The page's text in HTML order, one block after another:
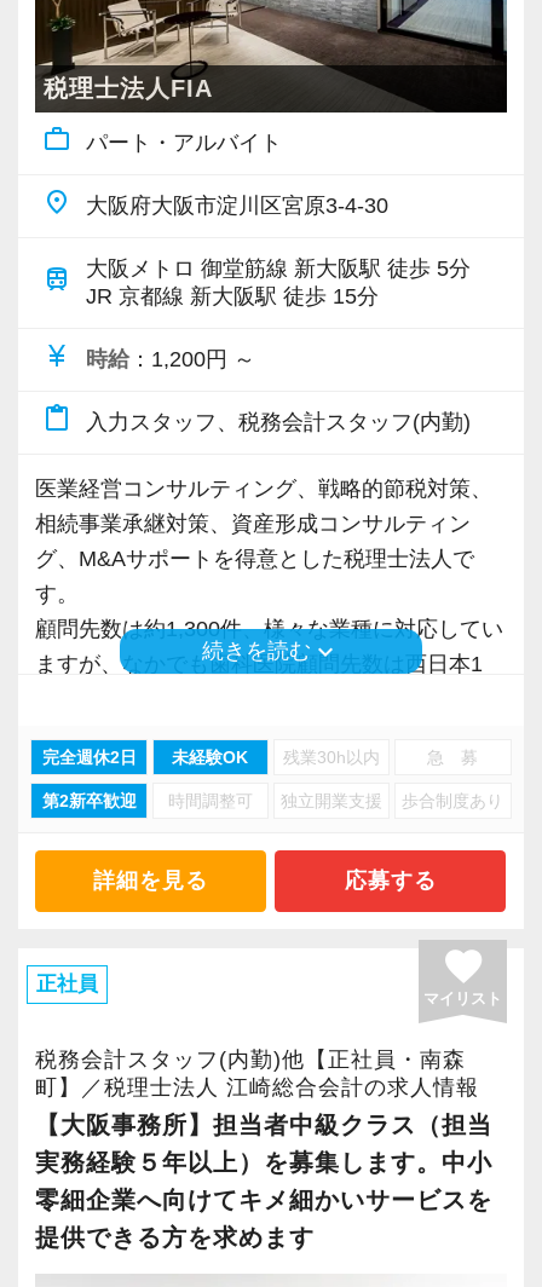
igsh=MnE4OWRya3JjZjE3
TikTok版
https://vt.tiktok.com/ZS6qQwH8E/
【採用サイト】
採用サイトも公開しております！ぜひご覧くだ
さい(^ ^)
https://heartland-tax.com/recruit/
【事務所紹介動画】
意分野や給与体制について取材いただきまし
目標」、「面接で重要視するポイント」なども
詳しく解説していますので、ぜひご覧ください
◆2024年の取材：元国税調査官かつ現役税理士
の笹先生のYouTubeで、弊社の最新の状況を改
めて取材いただきました。
る働き方
◆2022年の取材：後編【金髪・ピアスOK】自由
なスタイルで働ける理想の税理士法人！採用基
※働く雰囲気が伝わるように撮影していただき
ました(^ ^)
YouTubeショート版
https://youtube.com/shorts/14gk0ILkWdM?
feature=share
補佐を担当。もしくは複雑案件等をメインで担
当する「スペシャリスト」や「スタープレイヤ
ー」として活躍。
・年商10億円超の企業グループをチームの主担
・組織再編や事業承継対策の提案、DD業務など
【職場の雰囲気・環境】
従業員同士の仲が良く、とても和気あいあいと
問や相談ができる環境です(^ ^)
平均年齢は33歳と、税理士事務所（会計事務
所）の中では非常に若手が多く、20代〜40代の
方々が大活躍しております！
また、「報われないを終わらせる」をキャッチ
コピーに、業界No1を自負するインセンティブ
収2,000万円を達成している税理士・税理士補助
スタッフが複数在籍中です。
環境を整え、皆さまのご応募をお待ちしており
ますので、腕に自信のある方は奮ってご応募く
以下の実務経験が必須。
・税理士（会計）事務所もしくは税理士法人で2
年以上の実務経験（監査法人や銀行での勤務は
経験にカウントされません）
・顧問先への巡回監査経験
・顧客対応や法人の決算業務経験
お客さまにゆっくりお話ししていただける来社
型事務所とし、お客さまにもわれわれスタッフ
にも、アクセスの至便を重視しています。
４．組織の将来展望について
わたしたちは、組織の規模を拡大することその
ものは、目的とはしていません。
しかし「人が集まり、人が育つ良い会社」を目
指すうえで、業容と人員の持続的な成長は、お
2023年7月に新しいオフィスへ移転し、リモー
体制が整いました。
でいただいて、仲間を増やしながら、一人当た
り粗利益を持続的に増やし、結果私たちのお給
料も増やすことができる「良い会社」を目指し
たいと考えています。
そのような将来への思いに共感いただける方
ご応募お待ちしております。
【会社の特徴】
お客さまの課題やお困りごとを共有し、深くし
っかり関わる事務所です
前向きに新しい知識を身につける知的好奇心の
ある方
お客さまに喜んでもらえる仕事に関心のある方
【人材育成】
ペア制での業務担当による業務指導とOJT
継続的な社内研修（会計税務・経営トピック）
格者が輩出しています。
試験前には有給休暇とは別に3日間の試験休暇も
用意しています。
試験合格へ向けて全面的なサポート、試験休暇
人一人の人生設計に応じた働き方を支援してい
【監査スタッフの仕事内容】
クライアント先へ訪問し、収支報告・所得予
クライアントから様々な相談を受ける度に信頼
ます。
先輩社員が教育担当として付きますので一から
学び、スキルを身に付けることができます。
同時に試験勉強やプライベートの時間もしっか
り確保して、充実したライフスタイルを実現で
【先輩スタッフの声】
監査グループ・2016年入社
A.私は新卒でこの業界に入ったのではなく、数
社を経て会計業界に興味を持ちFIAに巡り合うこ
とができました。新卒で入社した大手不動産会
社での仕事、その次に選んだ医療法人での介護
事業との出会い、そこで感じた簿記や税務への
興味、まったくの未経験で入社した個人会計事
務所での経験、これらがあったからこそFIAの魅
力を改めて実感できたのかもしれません。私が
FIAを選んだのは、様々な経験を通じて医療介護
に携わる税理士になりたいという思いを再確認
できたからです。また、様々な業界で働いてき
たからこそ「こんなに明るい雰囲気の人たちと
遠方から引っ越してこられる方には近隣住宅手
当制度があり、海外への社員旅行など充実した
福利厚生も魅力です。
【各種制度 ◆社員のやりがいと充実を全力バ
ックアップ◆】
当社では働きやすい環境づくりとして以下制度
を導入しています。
入社後は先輩社員が教育担当として、しっかり
がら、経験がない方でも安心して業務に取り組
ノー残業デー
毎月第一金曜日は「残業禁止」にしています。
よく働き、よく遊ぶ、メリハリがある楽しい事
務所です。
一人暮らしをするスタッフには別途手当も支給
しています。他の事務所ではあまり聞かないレ
アな制度です。
社員旅行
レーシア、グアムなど社員旅行は海外へ行って
います。皆で旅行を楽しみながら心と体のリフ
社内プロジェクト
社内にはプロジェクトチームがあり入社1年目か
ら参加できます。グループの壁を超えて業務に
取り組んでおり活躍の場が広がります。
【税理士資格を目指している方＆目指そうと考
税理士法人FIA
work_outline パート・アルバイト
place 大阪府大阪市淀川区宮原3-4-30
train
大阪メトロ 御堂筋線 新大阪駅 徒歩 5分
JR 京都線 新大阪駅 徒歩 15分
currency_yen 時給 ：1,200円 ～
content_paste 入力スタッフ、税務会計スタッフ(内勤)
医業経営コンサルティング、戦略的節税対策、
相続事業承継対策、資産形成コンサルティン
グ、M&Aサポートを得意とした税理士法人で
す。
顧問先数は約1,300件、様々な業種に対応してい
ますが、なかでも歯科医院顧問先数は西日本1
する見込みです！
その他にも組織再編税制やM&Aを含めた事業承
継対策への対応も積極的に行っていることか
今回の募集ではパート・アルバイトを募集しま
す。
「“やりがい”のある仕事がしたい」
「クライアントに“満足”してもらいたい」
「“充実”した人生を送りたい」
「“一から”税務や会計の知識を習得したい」
「“将来この業界”で活躍していきたい」
続きを読む keyboard_arrow_down
完全週休2日 未経験OK 残業30h以内 急 募
第2新卒歓迎 時間調整可 独立開業支援 歩合制度あり
詳細を見る 応募する
正社員 favorite
マイリスト
税務会計スタッフ(内勤)他【正社員・南森
町】／税理士法人 江崎総合会計の求人情報
【大阪事務所】担当者中級クラス（担当
実務経験５年以上）を募集します。中小
零細企業へ向けてキメ細かいサービスを
提供できる方を求めます